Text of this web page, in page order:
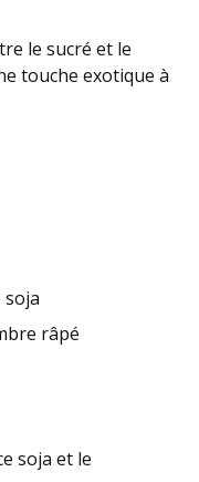
le sucré et le
touche exotique à
soja
râpé
soja et le